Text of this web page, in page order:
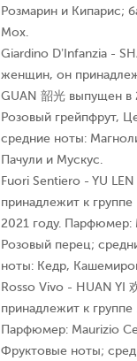
Розмарин и Кипарис;
Мох.
Giardino D’Infanzia -
женщин, он
GUAN 韶光 выпущен в
Розовый грейпфрут,
средние ноты:
Пачули и Мускус.
Fuori Sentiero - YU
принадлежит к
2021 году. Парфюмер:
Розовый перец;
ноты: Кедр,
Rosso Vivo - HUAN
принадлежит к
Парфюмер: Maurizio
Фруктовые ноты;